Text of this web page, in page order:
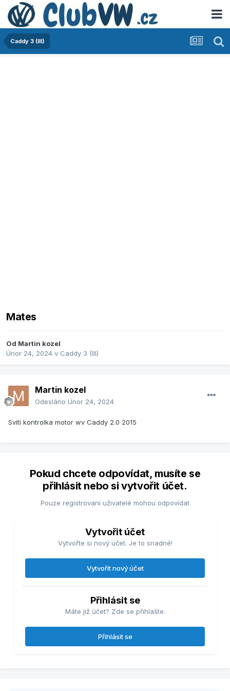
Caddy 3 (III)
Mates
Od Martin kozel
Únor 24, 2024 v Caddy 3 (III)
Martin kozel
Odesláno Únor 24, 2024
Svítí kontrolka motor wv Caddy 2.0 2015
Pokud chcete odpovídat, musíte se
přihlásit nebo si vytvořit účet.
Pouze registrovaní uživatelé mohou odpovídat
Vytvořit účet
Vytvořte si nový účet. Je to snadné!
Vytvořit nový účet
Přihlásit se
Máte již účet? Zde se přihlašte.
Přihlásit se